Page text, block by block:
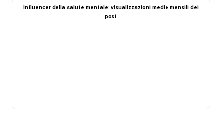
Influencer della salute mentale: visualizzazioni medie mensili dei
post​​